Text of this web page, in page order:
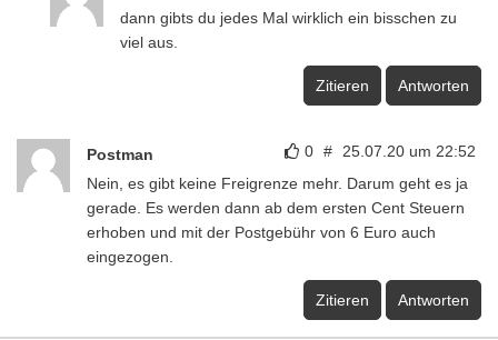
dann gibts du jedes Mal wirklich ein bisschen zu
viel aus.
Zitieren Antworten
0 # 25.07.20 um 22:52
Postman
Nein, es gibt keine Freigrenze mehr. Darum geht es ja
gerade. Es werden dann ab dem ersten Cent Steuern
erhoben und mit der Postgebühr von 6 Euro auch
eingezogen.
Zitieren Antworten